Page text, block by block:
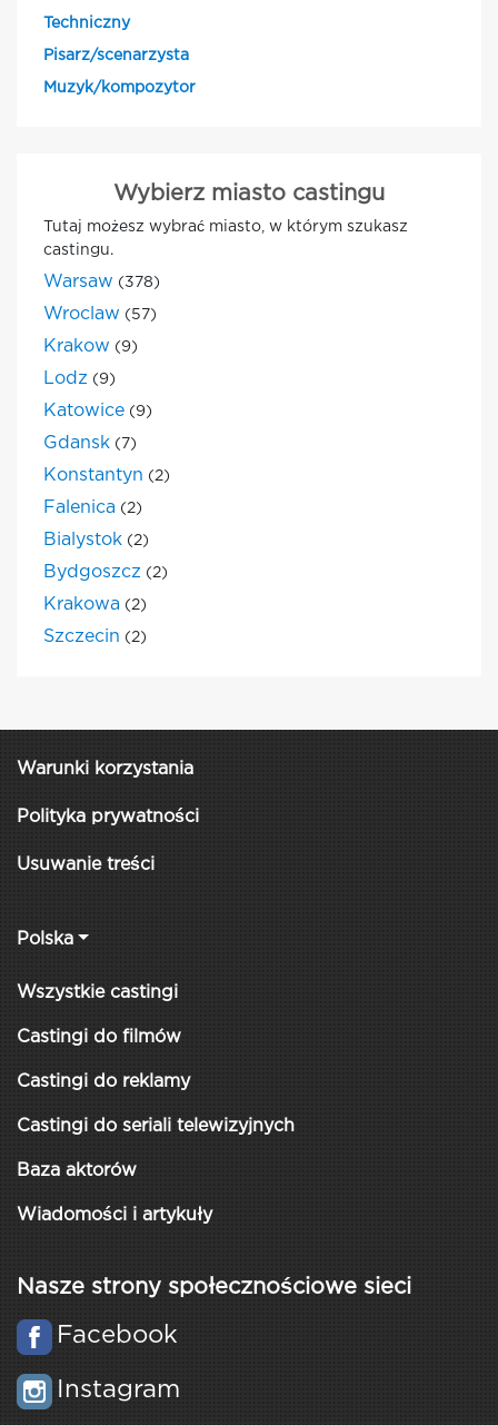
Techniczny
Pisarz/scenarzysta
Muzyk/kompozytor
Wybierz miasto castingu
Tutaj możesz wybrać miasto, w którym szukasz
castingu.
Warsaw (378)
Wroclaw (57)
Krakow (9)
Lodz (9)
Katowice (9)
Gdansk (7)
Konstantyn (2)
Falenica (2)
Bialystok (2)
Bydgoszcz (2)
Krakowa (2)
Szczecin (2)
Warunki korzystania
Polityka prywatności
Usuwanie treści
Polska
Wszystkie castingi
Castingi do filmów
Castingi do reklamy
Castingi do seriali telewizyjnych
Baza aktorów
Wiadomości i artykuły
Nasze strony społecznościowe sieci
Facebook
Instagram